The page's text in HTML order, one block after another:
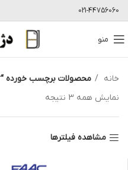
021-44756060
منو
خانه
محصولات برچسب خورده “Original Italian FAAC Barrier”
نمایش همه 3 نتیجه
مشاهده فیلترها